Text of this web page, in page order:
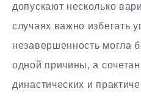
допускают несколько
случаях важно избегать
незавершенность могла
одной причины, а
династических и